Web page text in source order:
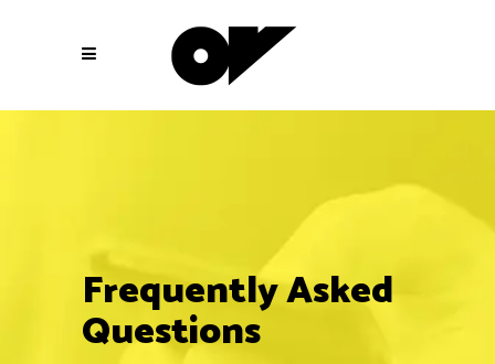
Frequently Asked
Questions